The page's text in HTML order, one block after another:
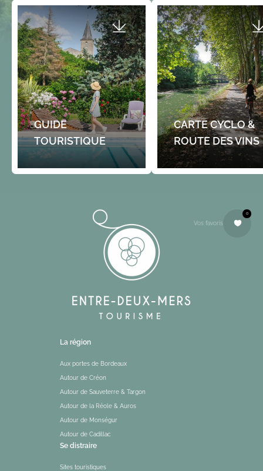
GUIDE
TOURISTIQUE
CARTE CYCLO &
ROUTE DES VINS
Vos favoris
0
La région
Aux portes de Bordeaux
Autour de Créon
Autour de Sauveterre & Targon
Autour de la Réole & Auros
Autour de Monségur
Autour de Cadillac
Se distraire
Sites touristiques